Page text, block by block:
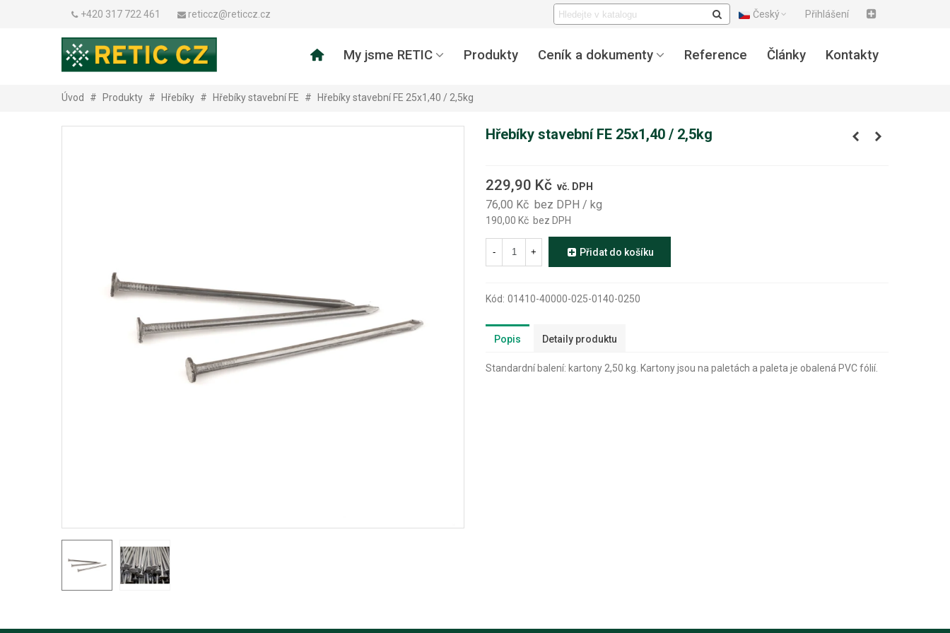
+420 317 722 461 reticcz@reticcz.cz Český Přihlášení
My jsme RETIC Produkty Ceník a dokumenty Reference Články Kontakty
Úvod # Produkty # Hřebíky # Hřebíky stavební FE # Hřebíky stavební FE 25x1,40 / 2,5kg
Hřebíky stavební FE 25x1,40 / 2,5kg
229,90 Kč vč. DPH
76,00 Kč bez DPH / kg
190,00 Kč bez DPH
- + Přidat do košíku
Kód: 01410-40000-025-0140-0250
Popis Detaily produktu
Standardní balení: kartony 2,50 kg. Kartony jsou na paletách a paleta je obalená PVC fólií.